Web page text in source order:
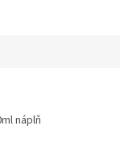
náplň